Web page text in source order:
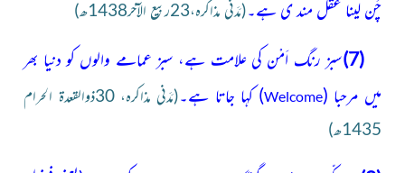
چُن لینا عقل مند ی ہے۔(مَدَنی مذاکرہ،23ربیع الآخر1438ھ)
(7)
سبز رنگ اَمْن کی علامت ہے، سبز عمامے والوں کو دنیا بھر
میں مرحبا (
Welcome
)کہا جاتا ہے۔
(مَدَنی مذاکرہ، 30ذوالقعدۃ الحرام
1435ھ)